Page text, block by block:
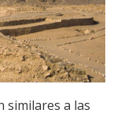
similares a las